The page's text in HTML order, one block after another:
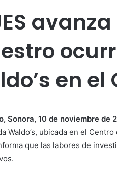
en
Sonora, 10 de noviembre de
Waldo’s, ubicada en el
que las labores de